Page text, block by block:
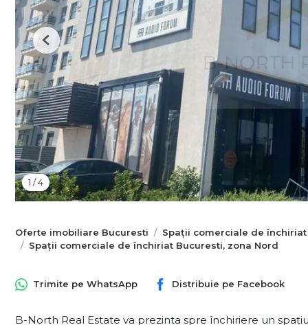
1 /4
Previous
Oferte imobiliare Bucuresti
Spații comerciale de
Spații comerciale de închiriat Bucuresti, zona Nord
Trimite pe WhatsApp Distribuie pe Facebook
B-North Real Estate va prezinta spre închiriere un